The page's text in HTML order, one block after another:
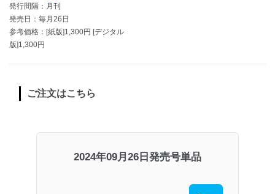
発行間隔：月刊
発売日：毎月26日
参考価格：[紙版]1,300円 [デジタル
版]1,300円
ご注文はこちら
2024年09月26日発売号単品